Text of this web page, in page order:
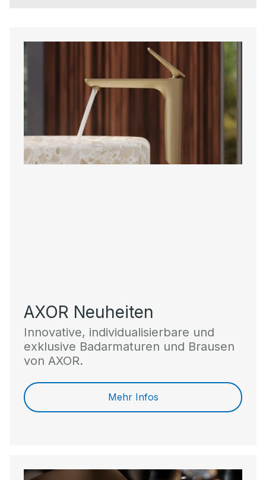
AXOR Neuheiten
Innovative, individualisierbare und
exklusive Badarmaturen und Brausen
von AXOR.
Mehr Infos